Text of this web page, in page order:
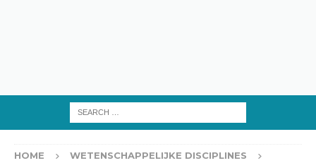
HOME
WETENSCHAPPELIJKE DISCIPLINES